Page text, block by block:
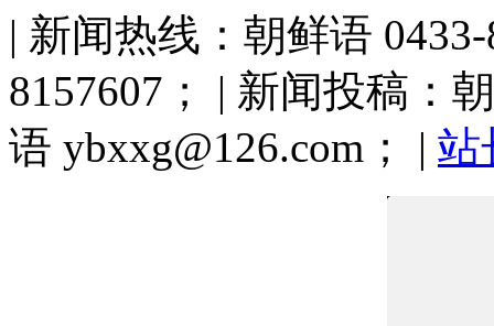
| 新闻热线：朝鲜语
8157607； | 新闻投稿：
语 ybxxg@126.com； | 站